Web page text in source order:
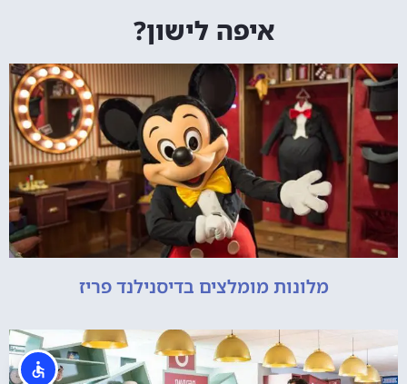
איפה לישון?
מלונות מומלצים בדיסנילנד פריז